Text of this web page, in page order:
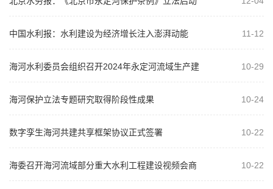
中国水利报：水利建设为经济增长注入澎湃动能 11-12
海河水利委员会组织召开2024年永定河流域生产建
10-29
海河保护立法专题研究取得阶段性成果 10-24
数字孪生海河共建共享框架协议正式签署 10-22
海委召开海河流域部分重大水利工程建设视频会商
10-22